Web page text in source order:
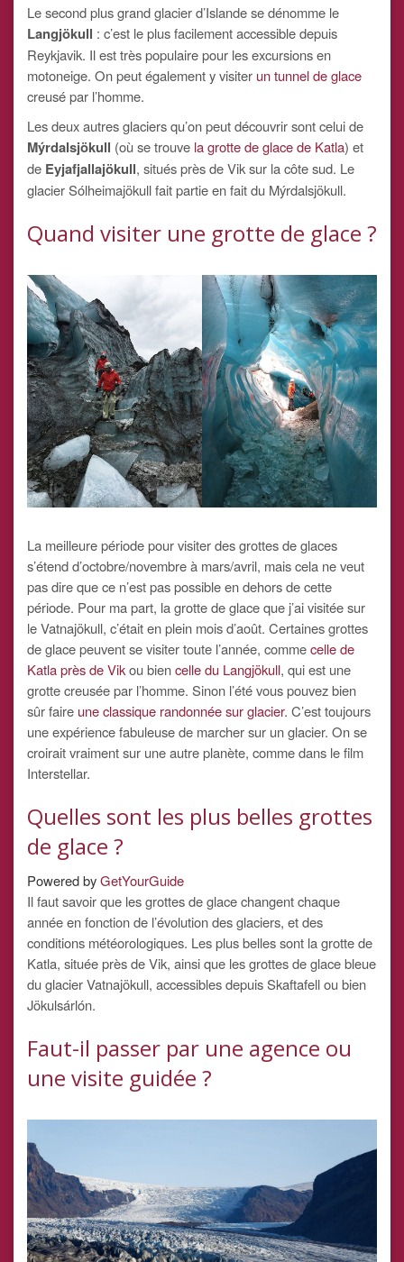
Le second plus grand glacier d’Islande se dénomme le
Langjökull : c’est le plus facilement accessible depuis
Reykjavik. Il est très populaire pour les excursions en
motoneige. On peut également y visiter un tunnel de glace
creusé par l’homme.
Les deux autres glaciers qu’on peut découvrir sont celui de
Mýrdalsjökull (où se trouve la grotte de glace de Katla) et
de Eyjafjallajökull, situés près de Vik sur la côte sud. Le
glacier Sólheimajökull fait partie en fait du Mýrdalsjökull.
Quand visiter une grotte de glace ?
La meilleure période pour visiter des grottes de glaces
s’étend d’octobre/novembre à mars/avril, mais cela ne veut
pas dire que ce n’est pas possible en dehors de cette
période. Pour ma part, la grotte de glace que j’ai visitée sur
le Vatnajökull, c’était en plein mois d’août. Certaines grottes
de glace peuvent se visiter toute l’année, commecelle de
Katla près de Vikou biencelle du Langjökull, qui est une
grotte creusée par l’homme. Sinon l’été vous pouvez bien
sûr faire une classique randonnée sur glacier. C’est toujours
une expérience fabuleuse de marcher sur un glacier. On se
croirait vraiment sur une autre planète, comme dans le film
Interstellar.
Quelles sont les plus belles grottes
de glace ?
Powered byGetYourGuide
Il faut savoir que les grottes de glace changent chaque
année en fonction de l’évolution des glaciers, et des
conditions météorologiques. Les plus belles sont la grotte de
Katla, située près de Vik, ainsi que les grottes de glace bleue
du glacier Vatnajökull, accessibles depuis Skaftafell ou bien
Jökulsárlón.
Faut-il passer par une agence ou
une visite guidée ?